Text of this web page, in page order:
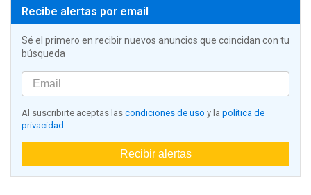
Recibe alertas por email
Sé el primero en recibir nuevos anuncios que coincidan con tu
búsqueda
Al suscribirte aceptas las condiciones de uso y la política de
privacidad
Recibir alertas